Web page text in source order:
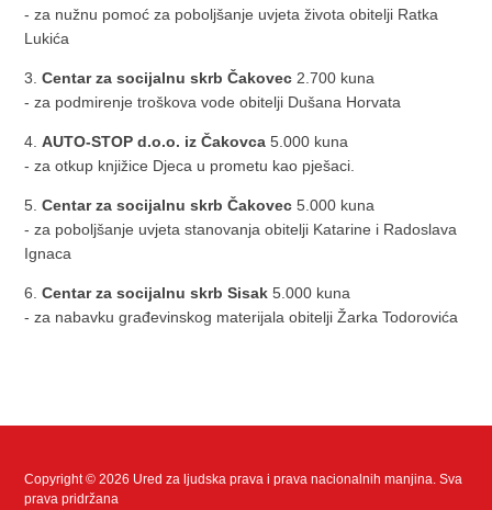
- za nužnu pomoć za poboljšanje uvjeta života obitelji Ratka
Lukića
3.Centar za socijalnu skrb Čakovec 2.700 kuna
- za podmirenje troškova vode obitelji Dušana Horvata
4.AUTO-STOP d.o.o. iz Čakovca5.000 kuna
- za otkup knjižice Djeca u prometu kao pješaci.
5.Centar za socijalnu skrb Čakovec5.000 kuna
- za poboljšanje uvjeta stanovanja obitelji Katarine i Radoslava
Ignaca
6.Centar za socijalnu skrb Sisak5.000 kuna
- za nabavku građevinskog materijala obitelji Žarka Todorovića
Copyright © 2026 Ured za ljudska prava i prava nacionalnih manjina. Sva
prava pridržana